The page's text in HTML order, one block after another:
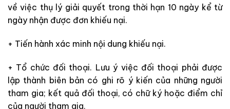
về việc thụ lý giải quyết trong thời hạn 10 ngày kể từ
ngày nhận được đơn khiếu nại.
+ Tiến hành xác minh nội dung khiếu nại.
+ Tổ chức đối thoại. Lưu ý việc đối thoại phải được
lập thành biên bản có ghi rõ ý kiến của những người
tham gia; kết quả đối thoại, có chữ ký hoặc điểm chỉ
của người tham gia.